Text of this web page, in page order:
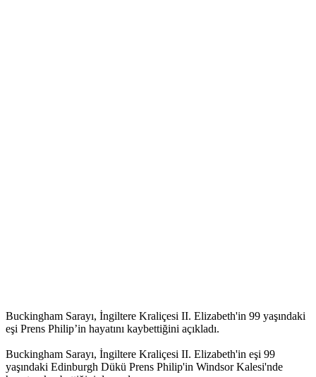
Buckingham Sarayı, İngiltere Kraliçesi II. Elizabeth'in 99 yaşındaki
eşi Prens Philip’in hayatını kaybettiğini açıkladı.
Buckingham Sarayı, İngiltere Kraliçesi II. Elizabeth'in eşi 99
yaşındaki Edinburgh Dükü Prens Philip'in Windsor Kalesi'nde